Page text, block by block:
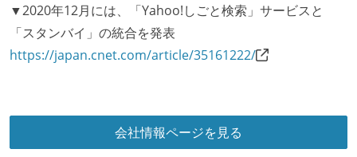
▼2020年12月には、「Yahoo!しごと検索」サービスと
「スタンバイ」の統合を発表
https://japan.cnet.com/article/35161222/
会社情報ページを見る